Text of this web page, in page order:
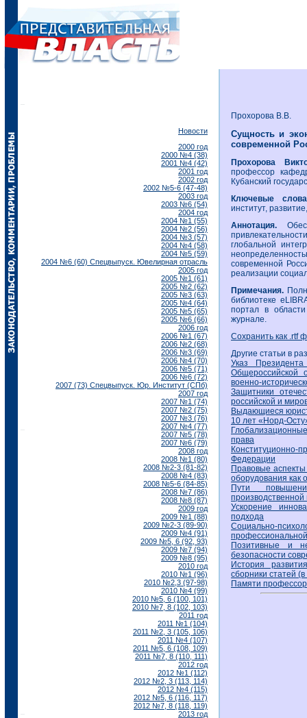
Новости
2000 год
2000 №4 (38)
2001 №4 (42)
2001 год
2002 год
2002 №5-6 (47-48)
2003 год
2003 №6 (54)
2004 год
2004 №1 (55)
2004 №2 (56)
2004 №3 (57)
2004 №4 (58)
2004 №5 (59)
2004 №6 (60) Спецвыпуск. Ювелирная отрасль
2005 год
2005 №1 (61)
2005 №2 (62)
2005 №3 (63)
2005 №4 (64)
2005 №5 (65)
2005 №6 (66)
2006 год
2006 №1 (67)
2006 №2 (68)
2006 №3 (69)
2006 №4 (70)
2006 №5 (71)
2006 №6 (72)
2007 (73) Спецвыпуск. Юр. Институт (СПб)
2007 год
2007 №1 (74)
2007 №2 (75)
2007 №3 (76)
2007 №4 (77)
2007 №5 (78)
2007 №6 (79)
2008 год
2008 №1 (80)
2008 №2-3 (81-82)
2008 №4 (83)
2008 №5-6 (84-85)
2008 №7 (86)
2008 №8 (87)
2009 год
2009 №1 (88)
2009 №2-3 (89-90)
2009 №4 (91)
2009 №5, 6 (92, 93)
2009 №7 (94)
2009 №8 (95)
2010 год
2010 №1 (96)
2010 №2,3 (97-98)
2010 №4 (99)
2010 №5, 6 (100, 101)
2010 №7, 8 (102, 103)
2011 год
2011 №1 (104)
2011 №2, 3 (105, 106)
2011 №4 (107)
2011 №5, 6 (108, 109)
2011 №7, 8 (110, 111)
2012 год
2012 №1 (112)
2012 №2, 3 (113, 114)
2012 №4 (115)
2012 №5, 6 (116, 117)
2012 №7, 8 (118, 119)
2013 год
Прохорова В.В.
Сущность и
современной
Прохорова
профессор
Кубанский
Ключевые
институт,
Аннотация.
глобальной
современной
реализации
Примечания.
библиотеке
портал в
журнале.
Сохранить как .rtf
Другие статьи в
Указ
Общероссийской
военно-
Защитники
российской и
Выдающиеся
10 лет «Норд-
права
Федерации
Правовые аспекты
оборудования как
Пути
Ускорение
подхода
Социально-
Позитивные и
безопасности
История
сборники статей
Памяти